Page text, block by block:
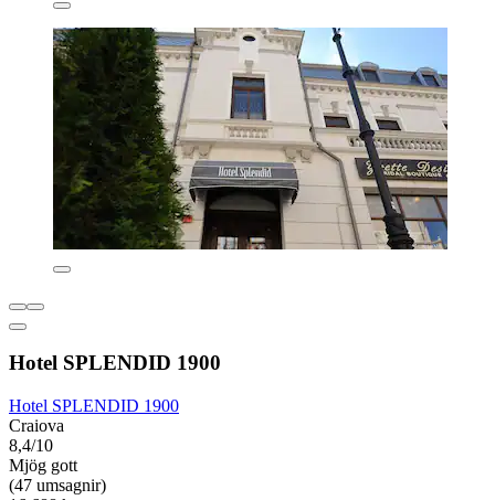
Hotel SPLENDID 1900
Hotel SPLENDID 1900
Craiova
8,4/10
Mjög gott
(47 umsagnir)